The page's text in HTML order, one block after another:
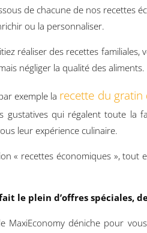
de chacune de nos recettes
ou la personnaliser.
réaliser des recettes
négliger la qualité des aliments.
exemple la recette du gratin
gustatives qui régalent toute la
leur expérience culinaire.
« recettes économiques », tout
le plein d’offres spéciales,
MaxiEconomy déniche pour